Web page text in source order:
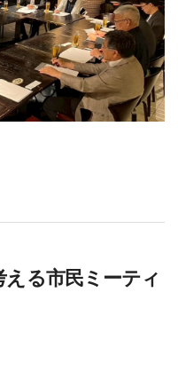
る市民ミーティ